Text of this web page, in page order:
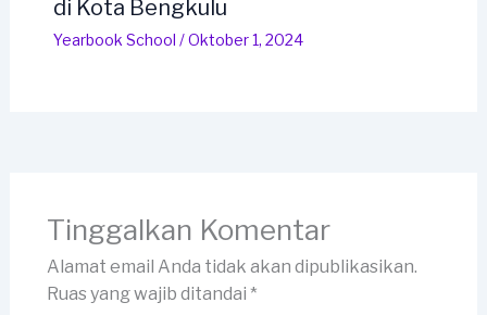
di Kota Bengkulu
Yearbook School /Oktober 1, 2024
Tinggalkan Komentar
Alamat email Anda tidak akan dipublikasikan.
Ruas yang wajib ditandai *